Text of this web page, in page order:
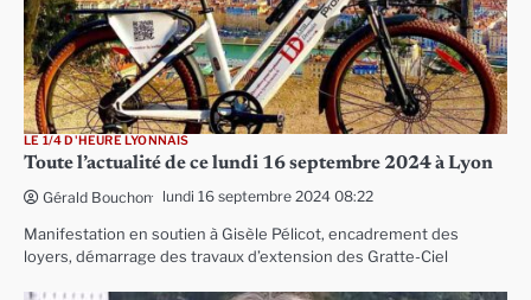
LE 1/4 D'HEURE LYONNAIS
Toute l’actualité de ce lundi 16 septembre 2024 à Lyon
Gérald Bouchon lundi 16 septembre 2024 08:22
Manifestation en soutien à Gisèle Pélicot, encadrement des
loyers, démarrage des travaux d’extension des Gratte-Ciel